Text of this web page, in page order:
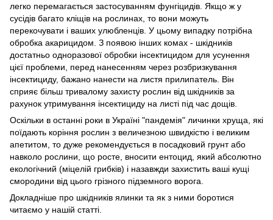
легко перемагається застосуванням фунгіцидів. Якщо ж у
сусідів багато кліщів на рослинах, то вони можуть
перекочувати і ваших улюбленців. У цьому випадку потрібна
обробка акарицидом. З появою інших комах - шкідників
достатньо одноразової обробки інсектицидом для усунення
цієї проблеми, перед нанесенням через розбризкування
інсектициду, бажано нанести на листя прилипатель. Він
сприяє більш тривалому захисту рослин від шкідників за
рахунок утримування інсектициду на листі під час дощів.
Оскільки в останні роки в Україні "пандемія" личинки хруща, які
поїдають коріння рослин з величезною швидкістю і великим
апетитом, то дуже рекомендується в посадковий грунт або
навколо рослини, що росте, вносити ентоцид, який абсолютно
екологічний (міцелій грибків) і назавжди захистить ваші кущі
смородини від цього грізного підземного ворога.
Докладніше про шкідників ялинки та як з ними боротися
читаємо у нашій статті.